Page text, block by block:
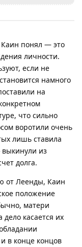
Каин понял — это
личности.
если не
намного
на
что сильно
воротили очень
лишь ставила
выкинули из
долга.
от Леенды, Каин
положение
матери
касается их
в конце концов